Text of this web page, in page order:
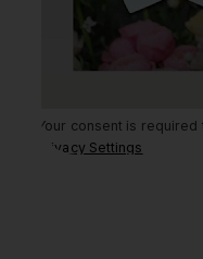
Your consent is
Privacy Settings